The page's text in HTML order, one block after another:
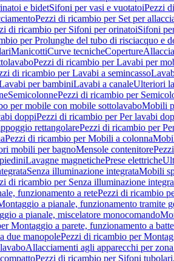
e bidetSifoni per vasi e vuotatoiPezzi
Pezzi di ricambio per Set per
di ricambio per Sifoni per orinatoiSifoni
per Prolunghe del tubo di risciacquo e
ManicottiCurve tecnicheCoperture
Pezzi di ricambio per Lavabi per
di ricambio per Lavabi a semincasso
per bambiniLavabi a canaleUlteriori
SemicolonnePezzi di ricambio per
per mobile con mobile sottolavaboMobili
doppiPezzi di ricambio per Per lavabi
rettangolarePezzi di ricambio per
Pezzi di ricambio per Mobili a colonna
mobili per bagnoMensole contenitore
Lavagne magnetichePrese elettriche
Senza illuminazione integrataMobili
di ricambio per Senza illuminazione
funzionamento a retePezzi di ricambio
a pianale, funzionamento tramite
a pianale, miscelatore monocomando
Montaggio a parete, funzionamento a
due manopolePezzi di ricambio per
Allacciamenti agli apparecchi per
Pezzi di ricambio per Sifoni